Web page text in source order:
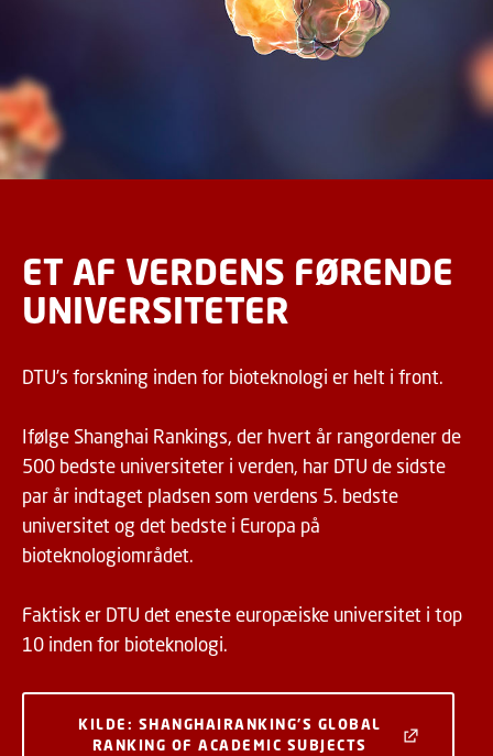
ET AF VERDENS FØRENDE
UNIVERSITETER
DTU’s forskning inden for bioteknologi er helt i front.
Ifølge Shanghai Rankings, der hvert år rangordener de
500 bedste universiteter i verden, har DTU de sidste
par år indtaget pladsen som verdens 5. bedste
universitet og det bedste i Europa på
bioteknologiområdet.
Faktisk er DTU det eneste europæiske universitet i top
10 inden for bioteknologi.
KILDE: SHANGHAIRANKING'S GLOBAL
RANKING OF ACADEMIC SUBJECTS